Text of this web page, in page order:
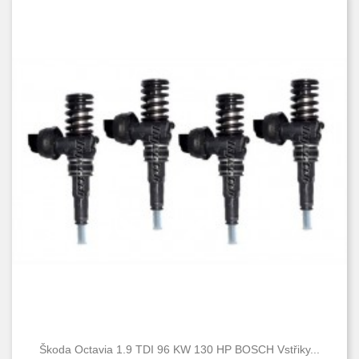
Škoda Octavia 1.9 TDI 96 KW 130 HP BOSCH Vstřiky...